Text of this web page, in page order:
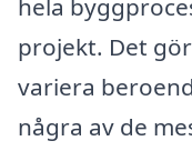
hela
projekt. Det
variera
några av de